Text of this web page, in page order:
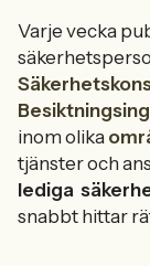
Varje vecka
inom olika
tjänster och
lediga
snabbt hittar